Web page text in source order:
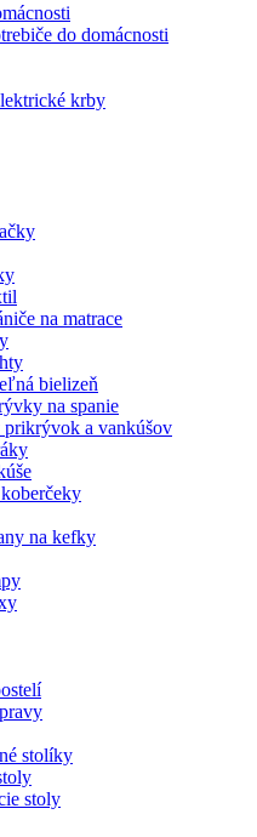
do domácnosti
krby
na matrace
bielizeň
na spanie
prikrývok a vankúšov
na kefky
stolíky
stoly